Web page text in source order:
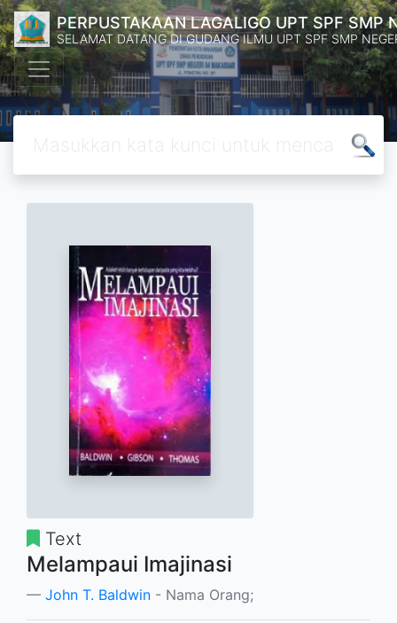
PERPUSTAKAAN LAGALIGO UPT SPF SMP
SELAMAT DATANG DI GUDANG ILMU UPT SPF SMP
Text
Melampaui Imajinasi
John T. Baldwin - Nama Orang;